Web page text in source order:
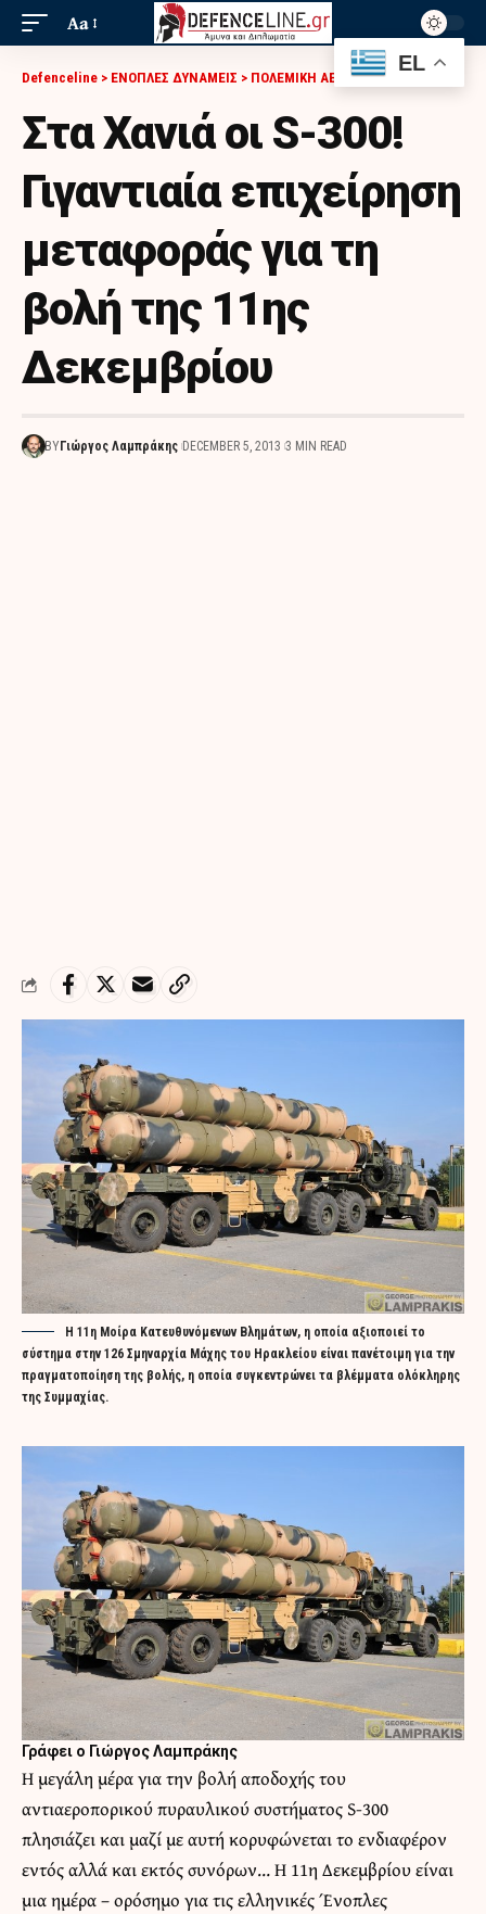
Aa
Defenceline > ΕΝΟΠΛΕΣ ΔΥΝΑΜΕΙΣ > ΠΟΛΕΜΙΚΗ ΑΕΡΟΠΟΡΙΑ
Στα Χανιά οι S-300!
Γιγαντιαία επιχείρηση
μεταφοράς για τη
βολή της 11ης
Δεκεμβρίου
BY Γιώργος Λαμπράκης DECEMBER 5, 2013 3 MIN READ
Η 11η Μοίρα Κατευθυνόμενων Βλημάτων, η οποία αξιοποιεί το
σύστημα στην 126 Σμηναρχία Μάχης του Ηρακλείου είναι πανέτοιμη για την
πραγματοποίηση της βολής, η οποία συγκεντρώνει τα βλέμματα ολόκληρης
της Συμμαχίας.
Γράφει ο Γιώργος Λαμπράκης
Η μεγάλη μέρα για την βολή αποδοχής του
αντιαεροπορικού πυραυλικού συστήματος S-300
πλησιάζει και μαζί με αυτή κορυφώνεται το ενδιαφέρον
εντός αλλά και εκτός συνόρων… Η 11η Δεκεμβρίου είναι
μια ημέρα – ορόσημο για τις ελληνικές Ένοπλες
EL